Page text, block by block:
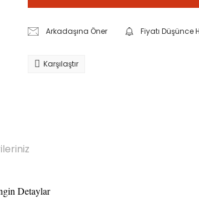
Arkadaşına Öner Fiyatı Düşünce
Karşılaştır
Detaylar